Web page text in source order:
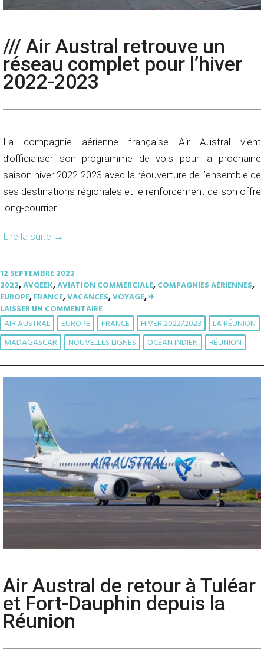
/// Air Austral retrouve un
réseau complet pour l’hiver
2022-2023
La compagnie aérienne française Air Austral vient
d’officialiser son programme de vols pour la prochaine
saison hiver 2022-2023 avec la réouverture de l’ensemble de
ses destinations régionales et le renforcement de son offre
long-courrier.
Lire la suite →
12 SEPTEMBRE 2022
2022,AVGEEK,AVIATION COMMERCIALE,COMPAGNIES AÉRIENNES,
EUROPE,FRANCE,VACANCES,VOYAGE,✈︎
LAISSER UN COMMENTAIRE
AIR AUSTRAL EUROPE FRANCE HIVER 2022/2023
LA RÉUNION
MADAGASCAR
NOUVELLES LIGNES OCÉAN INDIEN RÉUNION
Air Austral de retour à Tuléar
et Fort-Dauphin depuis la
Réunion